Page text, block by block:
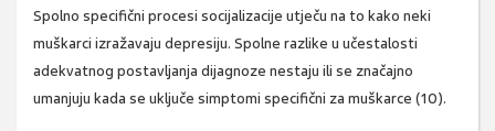
Spolno specifični procesi socijalizacije utječu na to kako neki
muškarci izražavaju depresiju. Spolne razlike u učestalosti
adekvatnog postavljanja dijagnoze nestaju ili se značajno
umanjuju kada se uključe simptomi specifični za muškarce (10).